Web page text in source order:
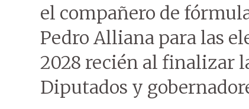
el compañero de
Pedro Alliana para las
2028 recién al finalizar
Diputados y